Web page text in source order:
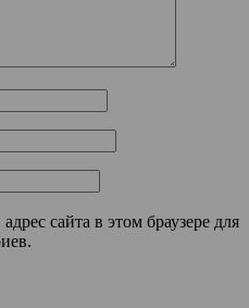
сайта в этом браузере для